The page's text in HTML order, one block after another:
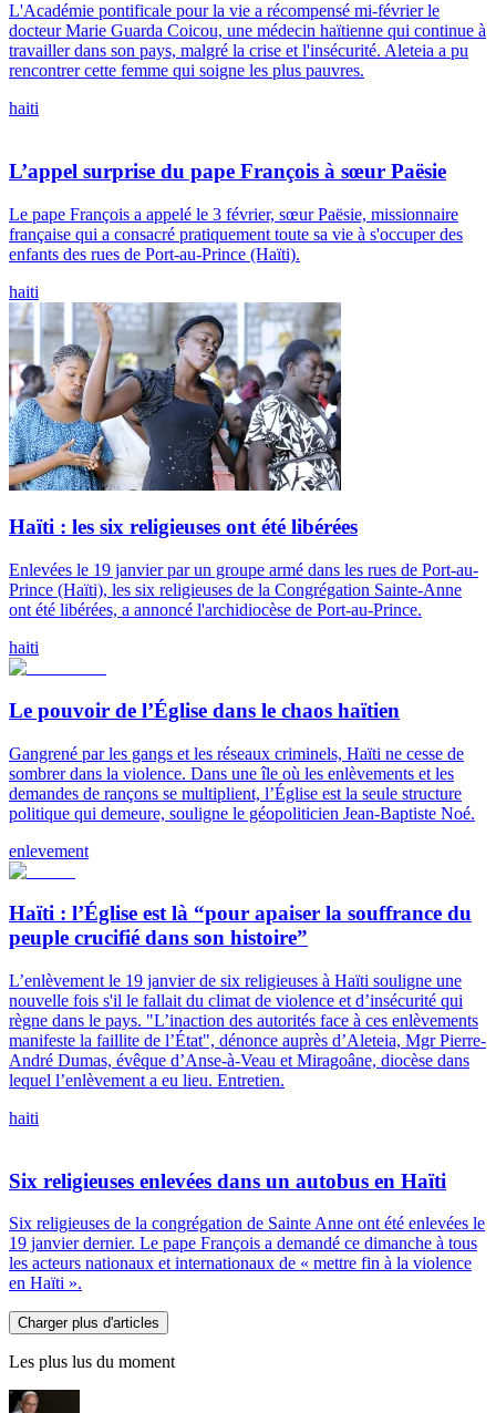
L'Académie pontificale pour la vie a récompensé mi-février le
docteur Marie Guarda Coicou, une médecin haïtienne qui continue à
travailler dans son pays, malgré la crise et l'insécurité. Aleteia a pu
rencontrer cette femme qui soigne les plus pauvres.
haiti
L’appel surprise du pape François à sœur Paësie
Le pape François a appelé le 3 février, sœur Paësie, missionnaire
française qui a consacré pratiquement toute sa vie à s'occuper des
enfants des rues de Port-au-Prince (Haïti).
haiti
Haïti : les six religieuses ont été libérées
Enlevées le 19 janvier par un groupe armé dans les rues de Port-au-
Prince (Haïti), les six religieuses de la Congrégation Sainte-Anne
ont été libérées, a annoncé l'archidiocèse de Port-au-Prince.
haiti
Le pouvoir de l’Église dans le chaos haïtien
Gangrené par les gangs et les réseaux criminels, Haïti ne cesse de
sombrer dans la violence. Dans une île où les enlèvements et les
demandes de rançons se multiplient, l’Église est la seule structure
politique qui demeure, souligne le géopoliticien Jean-Baptiste Noé.
enlevement
Haïti : l’Église est là “pour apaiser la souffrance du
peuple crucifié dans son histoire”
L’enlèvement le 19 janvier de six religieuses à Haïti souligne une
nouvelle fois s'il le fallait du climat de violence et d’insécurité qui
règne dans le pays. "L’inaction des autorités face à ces enlèvements
manifeste la faillite de l’État", dénonce auprès d’Aleteia, Mgr Pierre-
André Dumas, évêque d’Anse-à-Veau et Miragoâne, diocèse dans
lequel l’enlèvement a eu lieu. Entretien.
haiti
Six religieuses enlevées dans un autobus en Haïti
Six religieuses de la congrégation de Sainte Anne ont été enlevées le
19 janvier dernier. Le pape François a demandé ce dimanche à tous
les acteurs nationaux et internationaux de « mettre fin à la violence
en Haïti ».
Charger plus d'articles
Les plus lus du moment